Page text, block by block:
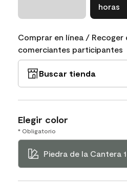
horas
Comprar en línea / Recoger
comerciantes participantes
Buscar tienda
Elegir color
* Obligatorio
Piedra de la Cantera